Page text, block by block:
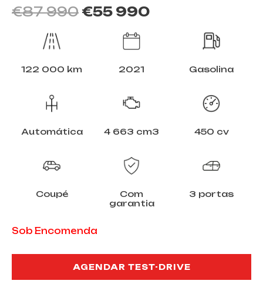
€87 990 €55 990
122 000 km 2021 Gasolina
Automática 4 663 cm3 450 cv
Coupé
Com
garantia
3 portas
Sob Encomenda
AGENDAR TEST-DRIVE